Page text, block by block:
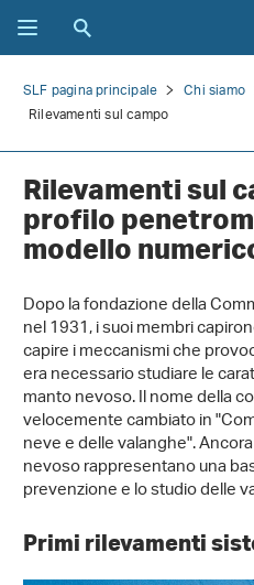
SLF pagina principale Chi siamo
Rilevamenti sul campo
Rilevamenti sul
profilo
modello
Dopo la fondazione della
nel 1931, i suoi membri
capire i meccanismi che
era necessario studiare le
manto nevoso. Il nome della
velocemente cambiato in
neve e delle valanghe".
nevoso rappresentano una
prevenzione e lo studio delle
Primi rilevamenti